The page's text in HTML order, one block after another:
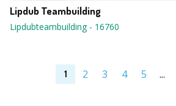
Lipdub Teambuilding
Lipdubteambuilding- 16760
1 2 3 4 5 ...